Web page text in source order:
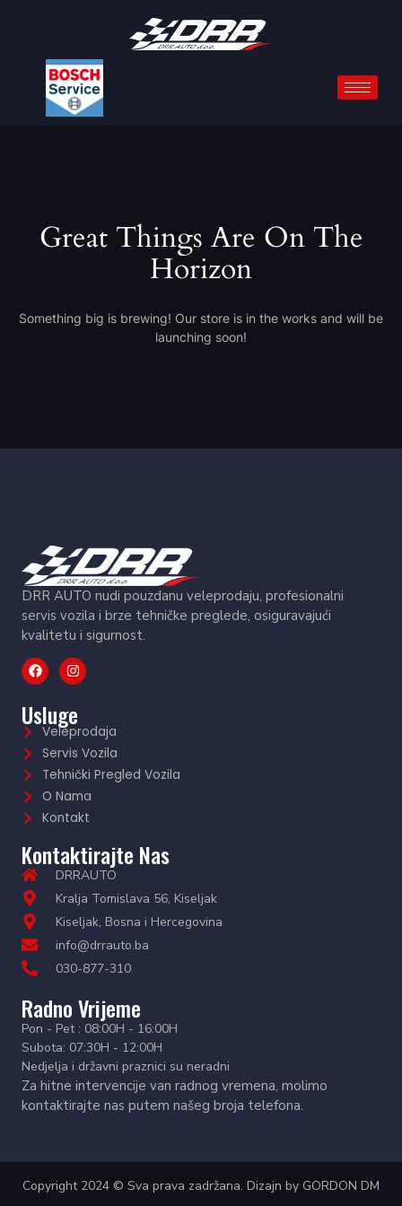
Great Things Are On The
Horizon
Something big is brewing! Our store is in the works and will be
launching soon!
DRR AUTO nudi pouzdanu veleprodaju, profesionalni
servis vozila i brze tehničke preglede, osiguravajući
kvalitetu i sigurnost.
Usluge
Veleprodaja
Servis Vozila
Tehnički Pregled Vozila
O Nama
Kontakt
Kontaktirajte Nas
DRRAUTO
Kralja Tomislava 56, Kiseljak
Kiseljak, Bosna i Hercegovina
info@drrauto.ba
030-877-310
Radno Vrijeme
Pon - Pet : 08:00H - 16:00H
Subota: 07:30H - 12:00H
Nedjelja i državni praznici su neradni
Za hitne intervencije van radnog vremena, molimo
kontaktirajte nas putem našeg broja telefona.
Copyright 2024 © Sva prava zadržana. Dizajn by GORDON DM